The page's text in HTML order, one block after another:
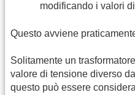
modificando i valori
Questo avviene
Solitamente un
valore di tensione diverso
questo può essere